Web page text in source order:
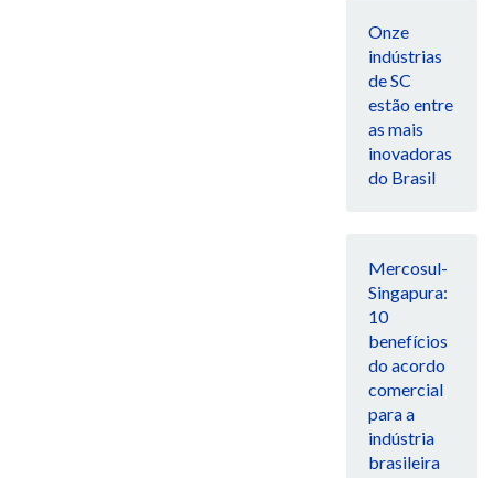
Onze
indústrias
de SC
estão entre
as mais
inovadoras
do Brasil
Mercosul-
Singapura:
10
benefícios
do acordo
comercial
para a
indústria
brasileira